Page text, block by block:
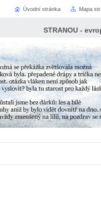
STRANOU -
Úvodní stránka Mapa